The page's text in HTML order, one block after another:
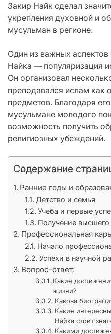
Закир Найк сделал
укрепления духовной и
мусульман в регионе.
Один из важных
Найка — популяризация
Он организовал
преподавался ислам как
предметов. Благодаря
мусульмане молодого
возможность получить
религиозных убеждений.
Содержание
Ранние годы и
Детство и семья
Учеба и первые
Получение высшего
Профессиональная
Начало
Успехи в научной
Вопрос-ответ:
Какие
жизни?
Какова
Какие
Найка стоит
Какими